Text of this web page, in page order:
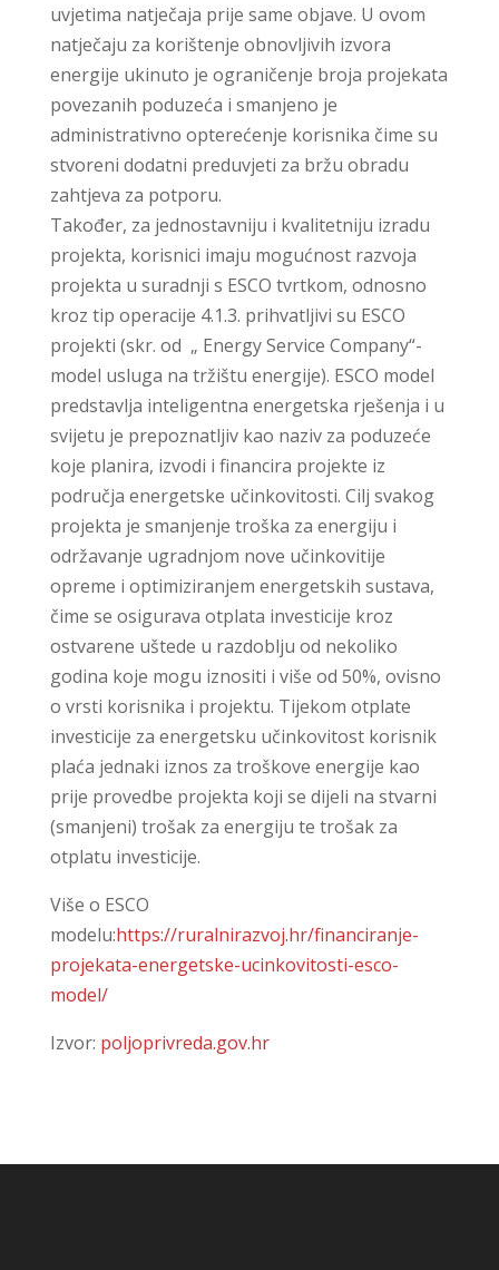
uvjetima natječaja prije same objave. U ovom
natječaju za korištenje obnovljivih izvora
energije ukinuto je ograničenje broja projekata
povezanih poduzeća i smanjeno je
administrativno opterećenje korisnika čime su
stvoreni dodatni preduvjeti za bržu obradu
zahtjeva za potporu.
Također, za jednostavniju i kvalitetniju izradu
projekta, korisnici imaju mogućnost razvoja
projekta u suradnji s ESCO tvrtkom, odnosno
kroz tip operacije 4.1.3. prihvatljivi su ESCO
projekti (skr. od „ Energy Service Company“-
model usluga na tržištu energije). ESCO model
predstavlja inteligentna energetska rješenja i u
svijetu je prepoznatljiv kao naziv za poduzeće
koje planira, izvodi i financira projekte iz
područja energetske učinkovitosti. Cilj svakog
projekta je smanjenje troška za energiju i
održavanje ugradnjom nove učinkovitije
opreme i optimiziranjem energetskih sustava,
čime se osigurava otplata investicije kroz
ostvarene uštede u razdoblju od nekoliko
godina koje mogu iznositi i više od 50%, ovisno
o vrsti korisnika i projektu. Tijekom otplate
investicije za energetsku učinkovitost korisnik
plaća jednaki iznos za troškove energije kao
prije provedbe projekta koji se dijeli na stvarni
(smanjeni) trošak za energiju te trošak za
otplatu investicije.
Više o ESCO
modelu:https://ruralnirazvoj.hr/financiranje-
projekata-energetske-ucinkovitosti-esco-
model/
Izvor: poljoprivreda.gov.hr